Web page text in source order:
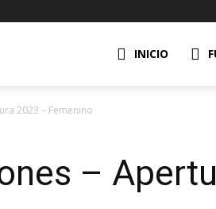
INICIO
2023 – Femenino
–